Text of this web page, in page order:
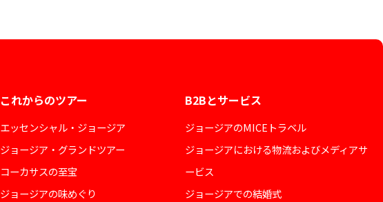
これからのツアー
エッセンシャル・ジョージア
ジョージア・グランドツアー
コーカサスの至宝
ジョージアの味めぐり
B2Bとサービス
ジョージアのMICEトラベル
ジョージアにおける物流およびメディアサ
ービス
ジョージアでの結婚式